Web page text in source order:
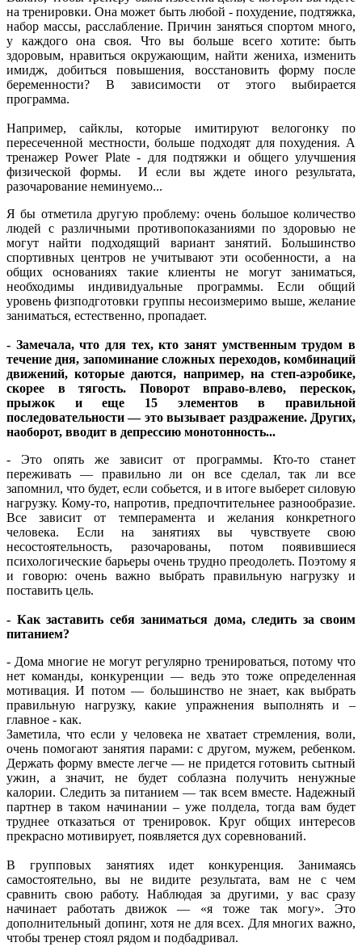
на тренировки. Она может быть любой - похудение, подтяжка,
набор массы, расслабление. Причин заняться спортом много,
у каждого она своя. Что вы больше всего хотите: быть
здоровым, нравиться окружающим, найти жениха, изменить
имидж, добиться повышения, восстановить форму после
беременности? В зависимости от этого выбирается
программа.
Например, сайклы, которые имитируют велогонку по
пересеченной местности, больше подходят для похудения. А
тренажер Power Plate - для подтяжки и общего улучшения
физической формы. И если вы ждете иного результата,
разочарование неминуемо...
Я бы отметила другую проблему: очень большое количество
людей с различными противопоказаниями по здоровью не
могут найти подходящий вариант занятий. Большинство
спортивных центров не учитывают эти особенности, а на
общих основаниях такие клиенты не могут заниматься,
необходимы индивидуальные программы. Если общий
уровень физподготовки группы несоизмеримо выше, желание
заниматься, естественно, пропадает.
- Замечала, что для тех, кто занят умственным трудом в
течение дня, запоминание сложных переходов, комбинаций
движений, которые даются, например, на степ-аэробике,
скорее в тягость. Поворот вправо-влево, перескок,
прыжок и еще 15 элементов в правильной
последовательности — это вызывает раздражение. Других,
наоборот, вводит в депрессию монотонность...
- Это опять же зависит от программы. Кто-то станет
переживать — правильно ли он все сделал, так ли все
запомнил, что будет, если собьется, и в итоге выберет силовую
нагрузку. Кому-то, напротив, предпочтительнее разнообразие.
Все зависит от темперамента и желания конкретного
человека. Если на занятиях вы чувствуете свою
несостоятельность, разочарованы, потом появившиеся
психологические барьеры очень трудно преодолеть. Поэтому я
и говорю: очень важно выбрать правильную нагрузку и
поставить цель.
- Как заставить себя заниматься дома, следить за своим
питанием?
- Дома многие не могут регулярно тренироваться, потому что
нет команды, конкуренции — ведь это тоже определенная
мотивация. И потом — большинство не знает, как выбрать
правильную нагрузку, какие упражнения выполнять и –
главное - как.
Заметила, что если у человека не хватает стремления, воли,
очень помогают занятия парами: с другом, мужем, ребенком.
Держать форму вместе легче — не придется готовить сытный
ужин, а значит, не будет соблазна получить ненужные
калории. Следить за питанием — так всем вместе. Надежный
партнер в таком начинании – уже полдела, тогда вам будет
труднее отказаться от тренировок. Круг общих интересов
прекрасно мотивирует, появляется дух соревнований.
В групповых занятиях идет конкуренция. Занимаясь
самостоятельно, вы не видите результата, вам не с чем
сравнить свою работу. Наблюдая за другими, у вас сразу
начинает работать движок — «я тоже так могу». Это
дополнительный допинг, хотя не для всех. Для многих важно,
чтобы тренер стоял рядом и подбадривал.